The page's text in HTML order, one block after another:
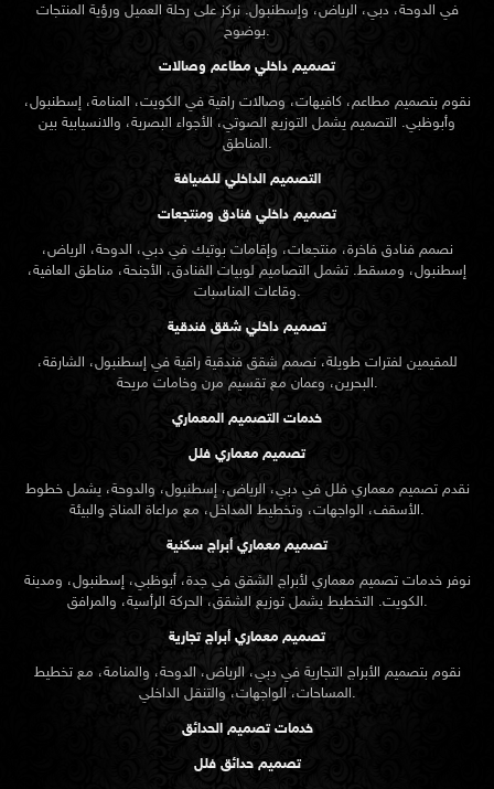
في الدوحة، دبي، الرياض، وإسطنبول. نركز على رحلة العميل ورؤية المنتجات
بوضوح.
تصميم داخلي مطاعم وصالات
نقوم بتصميم مطاعم، كافيهات، وصالات راقية في الكويت، المنامة، إسطنبول،
وأبوظبي. التصميم يشمل التوزيع الصوتي، الأجواء البصرية، والانسيابية بين
المناطق.
التصميم الداخلي للضيافة
تصميم داخلي فنادق ومنتجعات
نصمم فنادق فاخرة، منتجعات، وإقامات بوتيك في دبي، الدوحة، الرياض،
إسطنبول، ومسقط. تشمل التصاميم لوبيات الفنادق، الأجنحة، مناطق العافية،
وقاعات المناسبات.
تصميم داخلي شقق فندقية
للمقيمين لفترات طويلة، نصمم شقق فندقية راقية في إسطنبول، الشارقة،
البحرين، وعمان مع تقسيم مرن وخامات مريحة.
خدمات التصميم المعماري
تصميم معماري فلل
نقدمتصميم معماري فلل في دبي، الرياض، إسطنبول، والدوحة، يشمل خطوط
الأسقف، الواجهات، وتخطيط المداخل، مع مراعاة المناخ والبيئة.
تصميم معماري أبراج سكنية
نوفر خدمات تصميم معماري لأبراج الشقق في جدة، أبوظبي، إسطنبول، ومدينة
الكويت. التخطيط يشمل توزيع الشقق، الحركة الرأسية، والمرافق.
تصميم معماري أبراج تجارية
نقوم بتصميم الأبراج التجارية في دبي، الرياض، الدوحة، والمنامة، مع تخطيط
المساحات، الواجهات، والتنقل الداخلي.
خدمات تصميم الحدائق
تصميم حدائق فلل